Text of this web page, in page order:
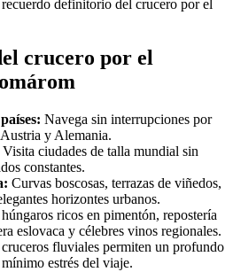
definitorio del crucero por el
crucero por el
Navega sin interrupciones por
y Alemania.
Visita ciudades de talla mundial sin
constantes.
Curvas boscosas, terrazas de viñedos,
horizontes urbanos.
ricos en pimentón, repostería
eslovaca y célebres vinos regionales.
fluviales permiten un profundo
estrés del viaje.